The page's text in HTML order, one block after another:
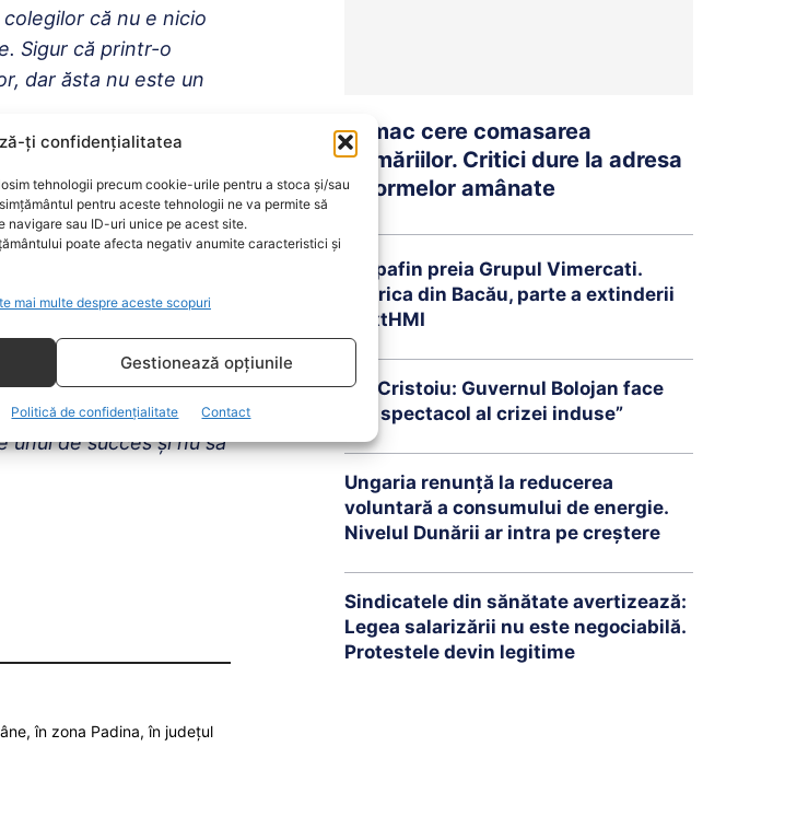
ți confidențialitatea
tehnologii precum cookie-urile pentru a stoca și/sau
pentru aceste tehnologii ne va permite să
navigare sau ID-uri unice pe acest site.
poate afecta negativ anumite caracteristici și
mai multe despre aceste scopuri
Gestionează opțiunile
Politică de confidențialitate Contact
că nu e nicio
Sigur că printr-o
dar ăsta nu este un
medicilor de familie vor
redusă, AstraZeneca.
Moderna, însă
vaccin de la Moderna.
care vor solicita şi
de faţă, să
în momentul acesta nu
de succes şi nu să
în zona Padina, în județul
Tomac cere comasarea
primăriilor. Critici dure la adresa
reformelor amânate
Brepafin preia Grupul Vimercati.
Fabrica din Bacău, parte a extinderii
NextHMI
Ion Cristoiu: Guvernul Bolojan face
„un spectacol al crizei induse”
Ungaria renunță la reducerea
voluntară a consumului de energie.
Nivelul Dunării ar intra pe creștere
Sindicatele din sănătate avertizează:
Legea salarizării nu este negociabilă.
Protestele devin legitime